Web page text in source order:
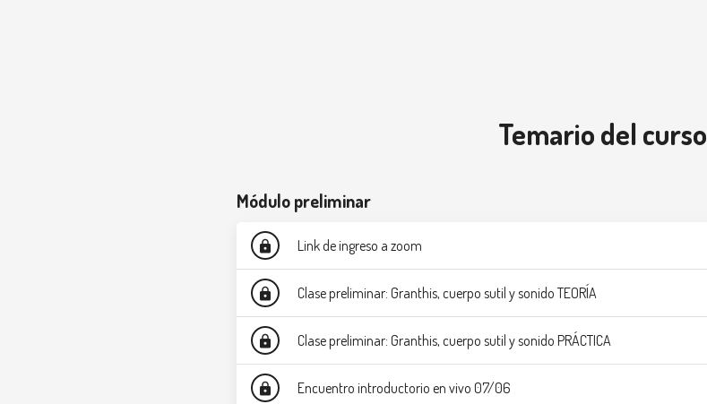
Temario del curso
Módulo preliminar
lock Link de ingreso a zoom
lock Clase preliminar: Granthis, cuerpo sutil y sonido TEORÍA
lock Clase preliminar: Granthis, cuerpo sutil y sonido PRÁCTICA
lock Encuentro introductorio en vivo 07/06